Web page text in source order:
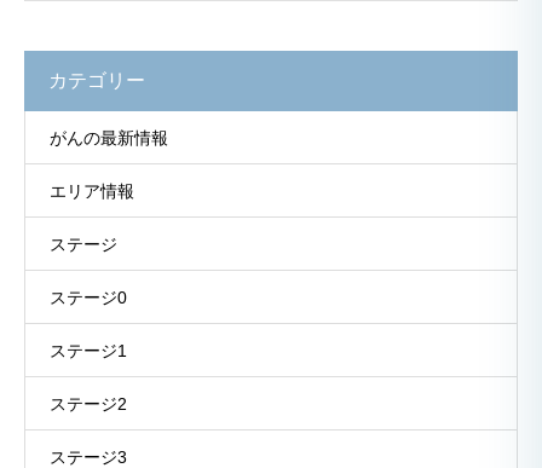
カテゴリー
がんの最新情報
エリア情報
ステージ
ステージ0
ステージ1
ステージ2
ステージ3